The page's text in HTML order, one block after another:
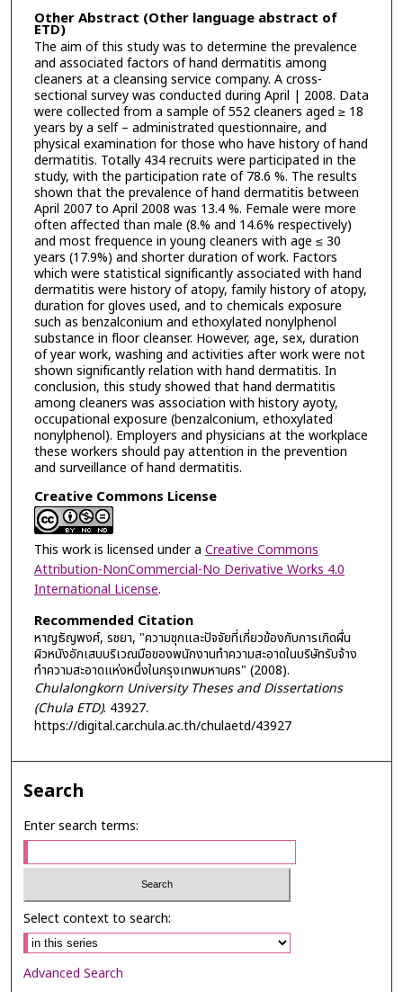
Other Abstract (Other language abstract of
ETD)
The aim of this study was to determine the prevalence
and associated factors of hand dermatitis among
cleaners at a cleansing service company. A cross-
sectional survey was conducted during April | 2008. Data
were collected from a sample of 552 cleaners aged ≥ 18
years by a self – administrated questionnaire, and
physical examination for those who have history of hand
dermatitis. Totally 434 recruits were participated in the
study, with the participation rate of 78.6 %. The results
shown that the prevalence of hand dermatitis between
April 2007 to April 2008 was 13.4 %. Female were more
often affected than male (8.% and 14.6% respectively)
and most frequence in young cleaners with age ≤ 30
years (17.9%) and shorter duration of work. Factors
which were statistical significantly associated with hand
dermatitis were history of atopy, family history of atopy,
duration for gloves used, and to chemicals exposure
such as benzalconium and ethoxylated nonylphenol
substance in floor cleanser. However, age, sex, duration
of year work, washing and activities after work were not
shown significantly relation with hand dermatitis. In
conclusion, this study showed that hand dermatitis
among cleaners was association with history ayoty,
occupational exposure (benzalconium, ethoxylated
nonylphenol). Employers and physicians at the workplace
these workers should pay attention in the prevention
and surveillance of hand dermatitis.
Creative Commons License
This work is licensed under a Creative Commons
Attribution-NonCommercial-No Derivative Works 4.0
International License.
Recommended Citation
หาญธัญพงศ์, รชยา, "ความชุกและปัจจัยที่เกี่ยวข้องกับการเกิดผื่น
ผิวหนังอักเสบบริเวณมือของพนักงานทำความสะอาดในบริษัทรับจ้าง
ทำความสะอาดแห่งหนึ่งในกรุงเทพมหานคร" (2008).
Chulalongkorn University Theses and Dissertations
(Chula ETD). 43927.
https://digital.car.chula.ac.th/chulaetd/43927
Search
Enter search terms:
Select context to search:
Advanced Search